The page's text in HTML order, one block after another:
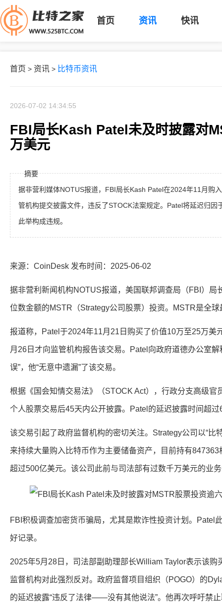
首页 资讯 快讯
首页 > 资讯 > 比特币资讯
2026-07-02 14:34:55
FBI局长Kash Patel未及时披露对
万美元
摘要
据非营利媒体NOTUS报道，FBI局长Kash Patel在2024年11月购
管机构提交披露文件，违反了STOCK法案规定。Patel将延迟归因
此举构成违规。
来源：CoinDesk 发布时间：2025-06-02
据非营利新闻机构NOTUS报道，美国联邦调查局（FBI）局
位数金额的MSTR（Strategy公司股票）投资。MSTR是全
报道称，Patel于2024年11月21日购买了价值10万至25万美
月26日才向监管机构报告该交易。Patel向政府道德办公室
误”，他“无意中遗漏”了该交易。
根据《国会知情交易法》（STOCK Act），行政分支高级官
个人股票交易后45天内公开披露。Patel的延迟披露时间超过
该交易引起了政府监督机构的密切关注。Strategy公司以“比
来持续大量购入比特币作为主要储备资产，目前持有
超过500亿美元。该公司此前与司法部有过数千万美元的业
FBI积极调查加密货币骗局，尤其是欺诈性投资计划。Patel
好记录。
2025年5月28日，司法部副助理部长William Taylor表示该购
监督机构对此强烈反对。政府监督项目组织（POGO）的
的延迟披露“违反了法律——没有其他说法”。他再次呼吁禁